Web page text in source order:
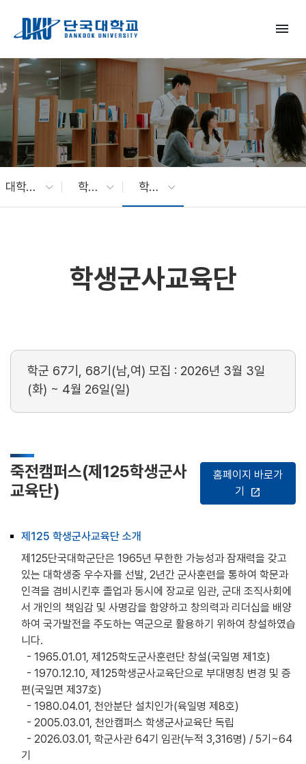
menu
대학생활 학생활동 학생군사교육단
학생군사교육단
학군 67기, 68기(남,여) 모집 : 2026년 3월 3일
(화) ~ 4월 26일(일)
죽전캠퍼스(제125학생군사
교육단)
홈페이지 바로가
기
open_in_new
제125 학생군사교육단 소개
제125단국대학군단은 1965년 무한한 가능성과 잠재력을 갖고
있는 대학생중 우수자를 선발, 2년간 군사훈련을 통하여 학문과
인격을 겸비시킨후 졸업과 동시에 장교로 임관, 군대 조직사회에
서 개인의 책임감 및 사명감을 함양하고 창의력과 리더십을 배양
하여 국가발전을 주도하는 역군으로 활용하기 위하여 창설하였습
니다.
- 1965.01.01, 제125학도군사훈련단 창설(국일명 제1호)
- 1970.12.10, 제125학생군사교육단으로 부대명칭 변경 및 증
편(국일면 제37호)
- 1980.04.01, 천안분단 설치인가(육일명 제8호)
- 2005.03.01, 천안캠퍼스 학생군사교육단 독립
- 2026.03.01, 학군사관 64기 임관(누적 3,316명) / 5기~64
기